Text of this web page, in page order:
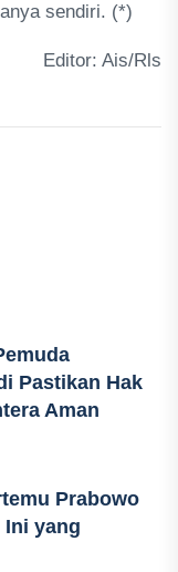
sendiri. (*)
Editor: Ais/Rls
Pastikan Hak
Aman
Prabowo
Ini yang